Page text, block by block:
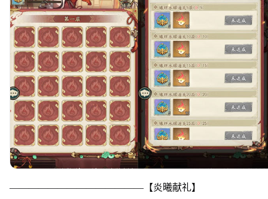
——————————————【炎曦献礼】